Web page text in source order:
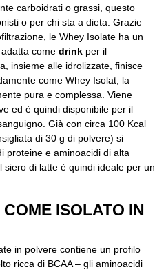
carboidrati o grassi, questo
o per chi sta a dieta. Grazie
le Whey Isolate ha un
come drink per il
insieme alle idrolizzate, finisce
come Whey Isolat, la
pura e complessa. Viene
ed è quindi disponibile per il
Già con circa 100 Kcal
di 30 g di polvere) si
proteine e aminoacidi di alta
siero di latte è quindi ideale per un
ISOLATO IN
in polvere contiene un profilo
ricca di BCAA – gli aminoacidi